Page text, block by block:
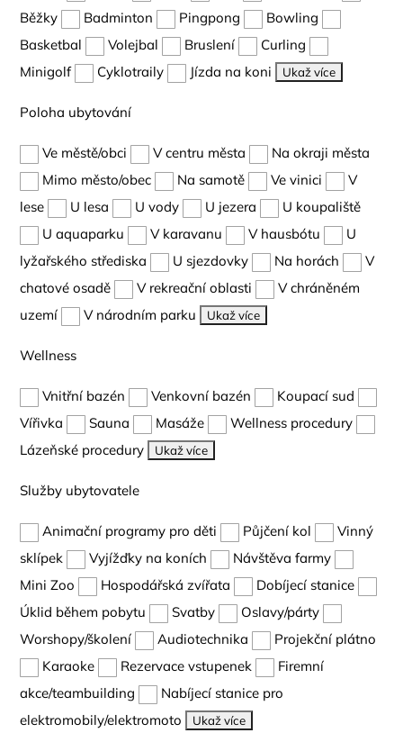
Běžky
Badminton Pingpong
Bowling
Basketbal
Volejbal Bruslení
Curling
Minigolf
Cyklotraily Jízda na koni Ukaž více
Poloha ubytování
Ve městě/obci V centru města
Na okraji města
Mimo město/obec
Na samotě Ve vinici
V
lese
U lesa U vody U jezera
U koupaliště
U aquaparku
V karavanu V hausbótu
U
lyžařského střediska
U sjezdovky Na horách
V
chatové osadě
V rekreační oblasti
V chráněném
uzemí
V národním parku Ukaž více
Wellness
Vnitřní bazén Venkovní bazén
Koupací sud
Vířivka
Sauna Masáže
Wellness procedury
Lázeňské procedury
Ukaž více
Služby ubytovatele
Animační programy pro děti Půjčení kol
Vinný
sklípek
Vyjížďky na koních
Návštěva farmy
Mini Zoo
Hospodářská zvířata
Dobíjecí stanice
Úklid během pobytu
Svatby
Oslavy/párty
Worshopy/školení
Audiotechnika
Projekční plátno
Karaoke
Rezervace vstupenek
Firemní
akce/teambuilding
Nabíjecí stanice pro
elektromobily/elektromoto
Ukaž více